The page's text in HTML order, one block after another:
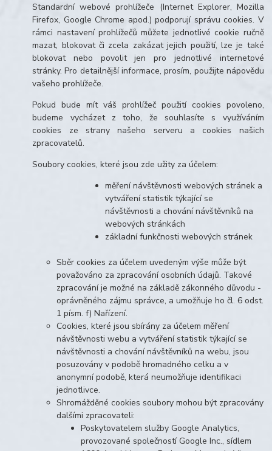
Standardní webové prohlížeče (Internet Explorer, Mozilla
Firefox, Google Chrome apod.) podporují správu cookies. V
rámci nastavení prohlížečů můžete jednotlivé cookie ručně
mazat, blokovat či zcela zakázat jejich použití, lze je také
blokovat nebo povolit jen pro jednotlivé internetové
stránky. Pro detailnější informace, prosím, použijte nápovědu
vašeho prohlížeče.
Pokud bude mít váš prohlížeč použití cookies povoleno,
budeme vycházet z toho, že souhlasíte s využíváním
cookies ze strany našeho serveru a cookies našich
zpracovatelů.
Soubory cookies, které jsou zde užity za účelem:
měření návštěvnosti webových stránek a
vytváření statistik týkající se
návštěvnosti a chování návštěvníků na
webových stránkách
základní funkčnosti webových stránek
Sběr cookies za účelem uvedeným výše může být
považováno za zpracování osobních údajů. Takové
zpracování je možné na základě zákonného důvodu -
oprávněného zájmu správce, a umožňuje ho čl. 6 odst.
1 písm. f) Nařízení.
Cookies, které jsou sbírány za účelem měření
návštěvnosti webu a vytváření statistik týkající se
návštěvnosti a chování návštěvníků na webu, jsou
posuzovány v podobě hromadného celku a v
anonymní podobě, která neumožňuje identifikaci
jednotlivce.
Shromážděné cookies soubory mohou být zpracovány
dalšími zpracovateli:
Poskytovatelem služby Google Analytics,
provozované společností Google Inc., sídlem